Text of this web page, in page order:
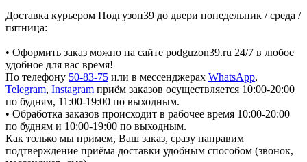
Доставка курьером Подгузон39 до двери понедельник / среда /
пятница:
• Оформить заказ можно на сайте podguzon39.ru 24/7 в любое
удобное для вас время!
По телефону 50-83-75 или в мессенджерах WhatsApp,
Telegram, Instagram приём заказов осуществляется 10:00-20:00
по будням, 11:00-19:00 по выходным.
• Обработка заказов происходит в рабочее время 10:00-20:00
по будням и 10:00-19:00 по выходным.
Как только мы примем, Ваш заказ, сразу направим
подтверждение приёма доставки удобным способом (звонок,